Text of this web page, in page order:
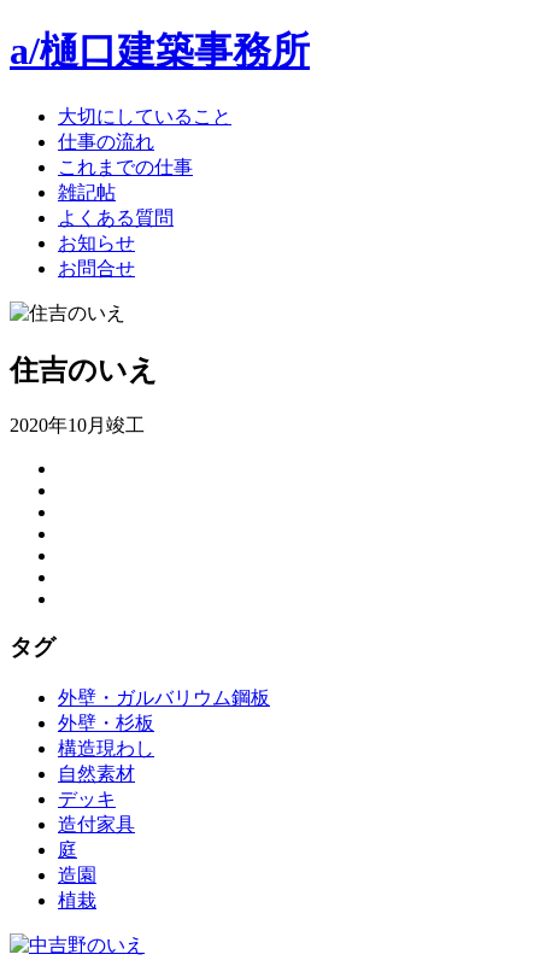
a/樋口建築事務所
大切にしていること
仕事の流れ
これまでの仕事
雑記帖
よくある質問
お知らせ
お問合せ
住吉のいえ
2020年10月竣工
タグ
外壁・ガルバリウム鋼板
外壁・杉板
構造現わし
自然素材
デッキ
造付家具
庭
造園
植栽